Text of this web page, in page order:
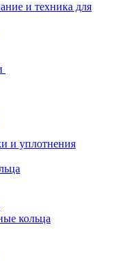
и техника для
и уплотнения
кольца